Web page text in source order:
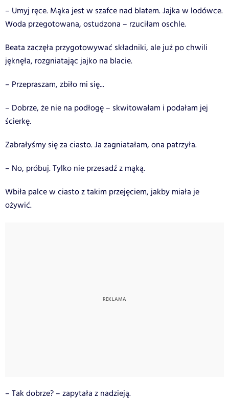
– Umyj ręce. Mąka jest w szafce nad blatem. Jajka w lodówce.
Woda przegotowana, ostudzona – rzuciłam oschle.
Beata zaczęła przygotowywać składniki, ale już po chwili
jęknęła, rozgniatając jajko na blacie.
– Przepraszam, zbiło mi się...
– Dobrze, że nie na podłogę – skwitowałam i podałam jej
ścierkę.
Zabrałyśmy się za ciasto. Ja zagniatałam, ona patrzyła.
– No, próbuj. Tylko nie przesadź z mąką.
Wbiła palce w ciasto z takim przejęciem, jakby miała je
ożywić.
– Tak dobrze? – zapytała z nadzieją.